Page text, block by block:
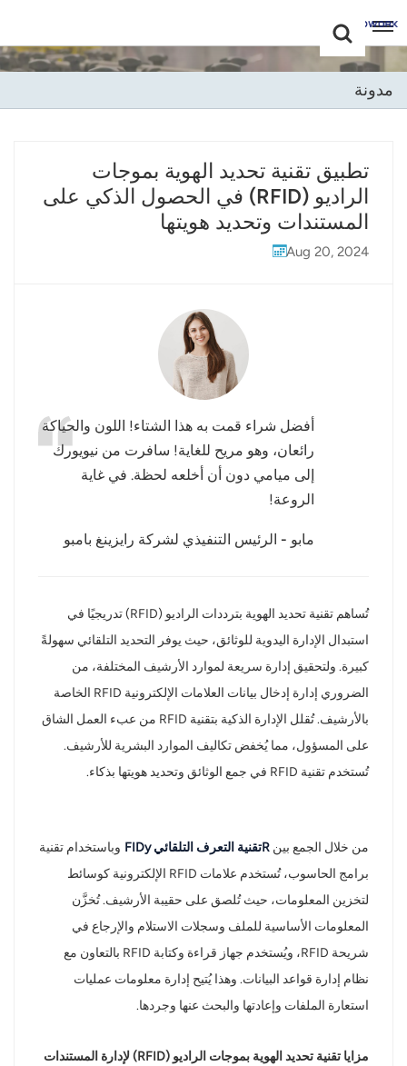
+86 -18681515767
English
Deutsch
Русский
Português
Nederland
عربي
日语
Melayu
แบบไทย
Tiếng Việt
norsk
مدونة
تطبيق تقنية تحديد الهوية بموجات
الراديو (RFID) في الحصول الذكي على
المستندات وتحديد هويتها
Aug 20, 2024
أفضل شراء قمت به هذا الشتاء! اللون والحياكة
رائعان، وهو مريح للغاية! سافرت من نيويورك
إلى ميامي دون أن أخلعه لحظة. في غاية
الروعة!
مابو - الرئيس التنفيذي لشركة رايزينغ بامبو
تُساهم تقنية تحديد الهوية بترددات الراديو (RFID) تدريجيًا في
استبدال الإدارة اليدوية للوثائق، حيث يوفر التحديد التلقائي سهولةً
كبيرة. ولتحقيق إدارة سريعة لموارد الأرشيف المختلفة، من
الضروري إدارة إدخال بيانات العلامات الإلكترونية RFID الخاصة
بالأرشيف. تُقلل الإدارة الذكية بتقنية RFID من عبء العمل الشاق
على المسؤول، مما يُخفض تكاليف الموارد البشرية للأرشيف.
تُستخدم تقنية RFID في جمع الوثائق وتحديد هويتها بذكاء.
من خلال الجمع بينRتقنية التعرف التلقائي FIDy
وباستخدام تقنية
برامج الحاسوب، تُستخدم علامات RFID الإلكترونية كوسائط
لتخزين المعلومات، حيث تُلصق على حقيبة الأرشيف. تُخزَّن
المعلومات الأساسية للملف وسجلات الاستلام والإرجاع في
شريحة RFID، ويُستخدم جهاز قراءة وكتابة RFID بالتعاون مع
نظام إدارة قواعد البيانات. وهذا يُتيح إدارة معلومات عمليات
استعارة الملفات وإعادتها والبحث عنها وجردها.
مزايا تقنية تحديد الهوية بموجات الراديو (RFID) لإدارة المستندات